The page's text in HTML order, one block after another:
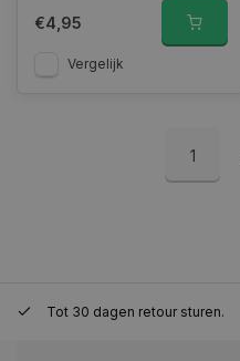
€4,95
Vergelijk
1
Tot 30 dagen retour sturen.
__cf_bm